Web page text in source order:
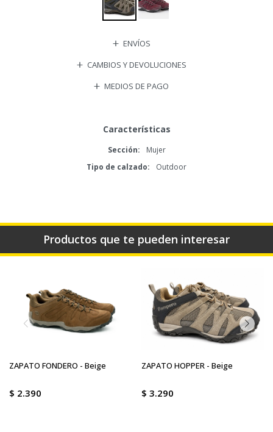
ENVÍOS
CAMBIOS Y DEVOLUCIONES
MEDIOS DE PAGO
Características
Sección
Mujer
Tipo de calzado
Outdoor
Productos que te pueden interesar
ZAPATO FONDERO - Beige
$ 2.390
ZAPATO HOPPER - Beige
$ 3.290